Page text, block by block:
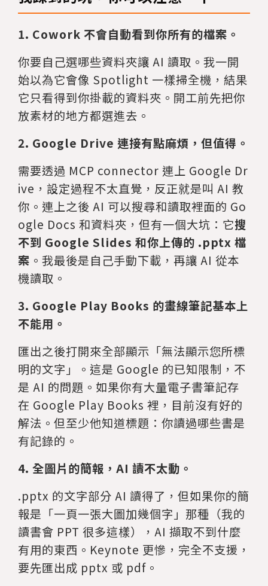
1. Cowork 不會自動看到你所有的檔案。
你要自己選哪些資料夾讓 AI 讀取。我一開
始以為它會像 Spotlight 一樣掃全機，結果
它只看得到你掛載的資料夾。開工前先把你
放素材的地方都選進去。
2. Google Drive 連接有點麻煩，但值得。
需要透過 MCP connector 連上 Google Dr
ive，設定過程不太直覺，反正就是叫 AI 教
你。連上之後 AI 可以搜尋和讀取裡面的 Go
ogle Docs 和資料夾，但有一個大坑：它搜
不到 Google Slides 和你上傳的 .pptx 檔
案 。我最後是自己手動下載，再讓 AI 從本
機讀取。
3. Google Play Books 的畫線筆記基本上
不能用。
匯出之後打開來全部顯示「無法顯示您所標
明的文字」。這是 Google 的已知限制，不
是 AI 的問題。如果你有大量電子書筆記存
在 Google Play Books 裡，目前沒有好的
解法。但至少他知道標題：你讀過哪些書是
有記錄的。
4. 全圖片的簡報，AI 讀不太動。
.pptx 的文字部分 AI 讀得了，但如果你的簡
報是「一頁一張大圖加幾個字」那種（我的
讀書會 PPT 很多這樣），AI 擷取不到什麼
有用的東西。Keynote 更慘，完全不支援，
要先匯出成 pptx 或 pdf。